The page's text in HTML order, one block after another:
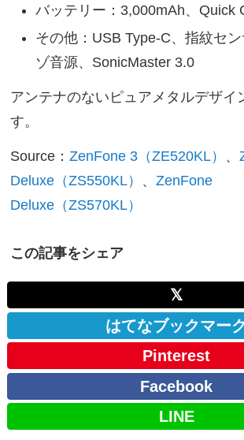
バッテリー：3,000mAh、Quick
その他：USB Type-C、指紋セ
ゾ音源、SonicMaster 3.0
アンテナのないピュアメタルデザイ
す。
Source：ZenFone 3（ZE520KL） 、
Deluxe（ZS550KL） 、ZenFone
Deluxe（ZS570KL）
この記事をシェア
𝕏
はてなブックマー
Pinterest
Facebook
LINE